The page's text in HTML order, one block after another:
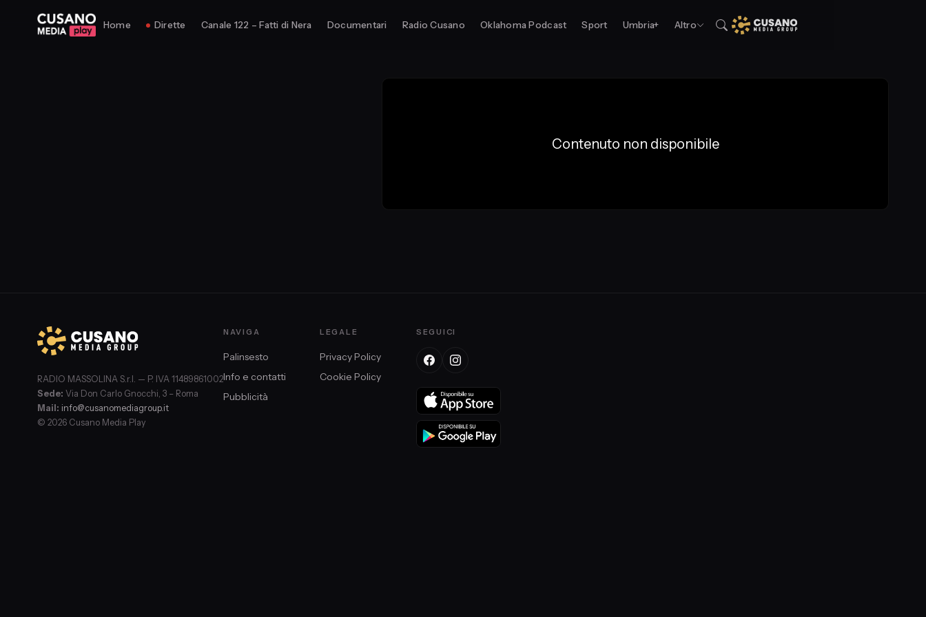
Home Dirette Canale 122 – Fatti di Nera Documentari Radio Cusano Oklahoma Podcast Sport Umbria+ Altro
Contenuto non disponibile
RADIO MASSOLINA S.r.l. — P. IVA 11489861002
Sede: Via Don Carlo Gnocchi, 3 – Roma
Mail: info@cusanomediagroup.it
© 2026 Cusano Media Play
NAVIGA
Palinsesto
Info e contatti
Pubblicità
LEGALE
Privacy Policy
Cookie Policy
SEGUICI